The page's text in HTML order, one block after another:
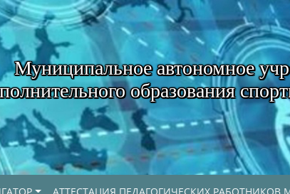
Муниципальное автономное
образования